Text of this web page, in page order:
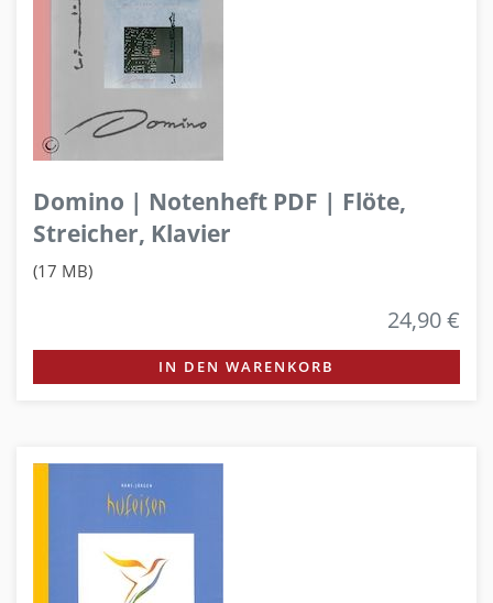
Domino | Notenheft PDF | Flöte,
Streicher, Klavier
(17 MB)
24,90 €
IN DEN WARENKORB